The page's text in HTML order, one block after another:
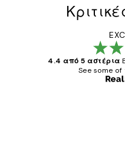
4.4 από 5 αστέρια
See some